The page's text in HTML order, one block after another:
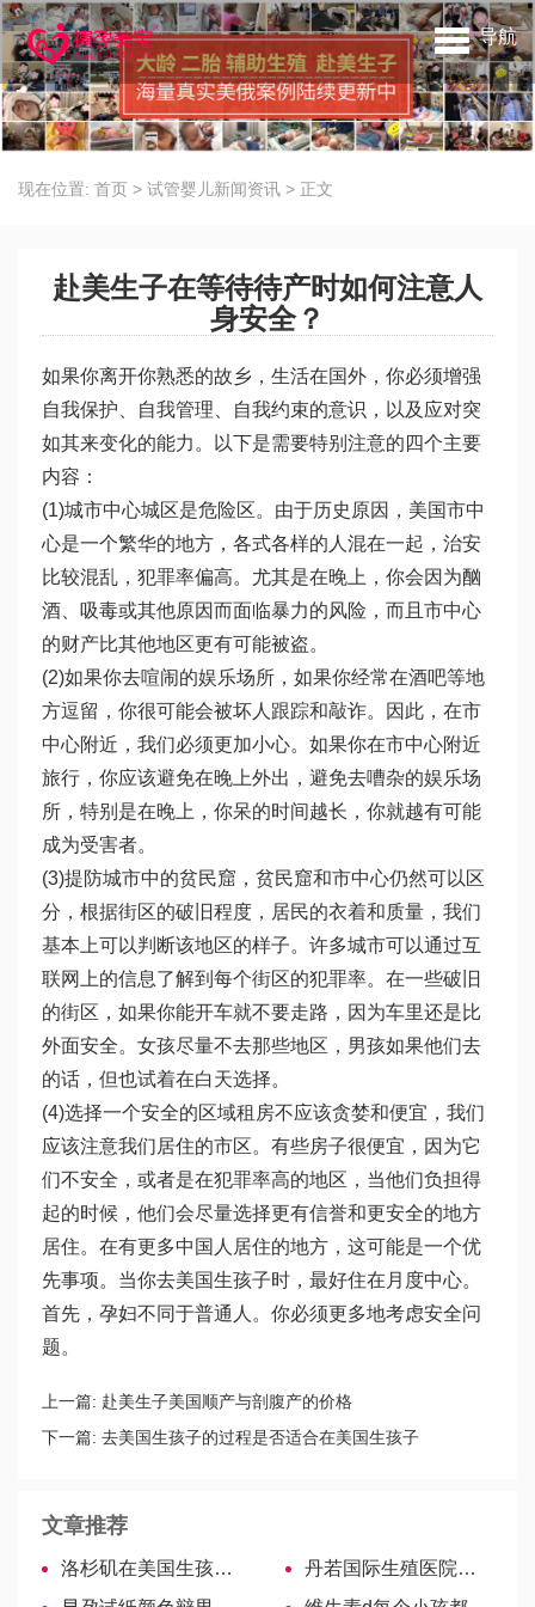
导航
现在位置: 首页 > 试管婴儿新闻资讯 > 正文
赴美生子在等待待产时如何注意人
身安全？
如果你离开你熟悉的故乡，生活在国外，你必须增强
自我保护、自我管理、自我约束的意识，以及应对突
如其来变化的能力。以下是需要特别注意的四个主要
内容：
(1)城市中心城区是危险区。由于历史原因，美国市中
心是一个繁华的地方，各式各样的人混在一起，治安
比较混乱，犯罪率偏高。尤其是在晚上，你会因为酗
酒、吸毒或其他原因而面临暴力的风险，而且市中心
的财产比其他地区更有可能被盗。
(2)如果你去喧闹的娱乐场所，如果你经常在酒吧等地
方逗留，你很可能会被坏人跟踪和敲诈。因此，在市
中心附近，我们必须更加小心。如果你在市中心附近
旅行，你应该避免在晚上外出，避免去嘈杂的娱乐场
所，特别是在晚上，你呆的时间越长，你就越有可能
成为受害者。
(3)提防城市中的贫民窟，贫民窟和市中心仍然可以区
分，根据街区的破旧程度，居民的衣着和质量，我们
基本上可以判断该地区的样子。许多城市可以通过互
联网上的信息了解到每个街区的犯罪率。在一些破旧
的街区，如果你能开车就不要走路，因为车里还是比
外面安全。女孩尽量不去那些地区，男孩如果他们去
的话，但也试着在白天选择。
(4)选择一个安全的区域租房不应该贪婪和便宜，我们
应该注意我们居住的市区。有些房子很便宜，因为它
们不安全，或者是在犯罪率高的地区，当他们负担得
起的时候，他们会尽量选择更有信誉和更安全的地方
居住。在有更多中国人居住的地方，这可能是一个优
先事项。当你去美国生孩子时，最好住在月度中心。
首先，孕妇不同于普通人。你必须更多地考虑安全问
题。
上一篇: 赴美生子美国顺产与剖腹产的价格
下一篇: 去美国生孩子的过程是否适合在美国生孩子
文章推荐
洛杉矶在美国生孩子更合适吗？
丹若国际生殖医院实验室主任—李建明博士